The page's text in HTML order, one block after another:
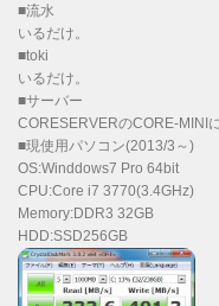
■流水
いるだけ。
■toki
いるだけ。
■サーバー
CORESERVERのCORE-MINI
■現使用パソコン(2013/3～)
OS:Winddows7 Pro 64bit
CPU:Core i7 3770(3.4GHz)
Memory:DDR3 32GB
HDD:SSD256GB